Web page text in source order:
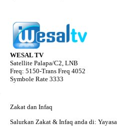
WESAL TV
Satellite Palapa/C2, LNB
Freq: 5150-Trans Freq 4052
Symbole Rate 3333
Zakat dan Infaq
Salurkan Zakat & Infaq anda di: